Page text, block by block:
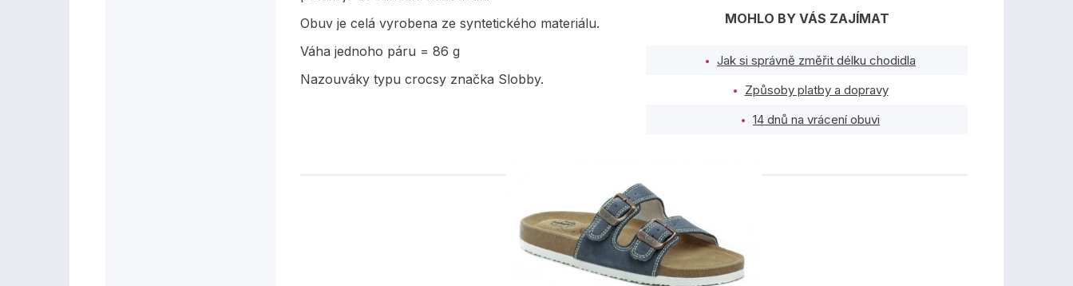
Obuv je celá vyrobena ze syntetického materiálu.
Váha jednoho páru = 86 g
Nazouváky typu crocsy značka Slobby.
MOHLO BY VÁS ZAJÍMAT
Jak si správně změřit délku chodidla
Způsoby platby a dopravy
14 dnů na vrácení obuvi
PODOBNÉ PRODUKTY